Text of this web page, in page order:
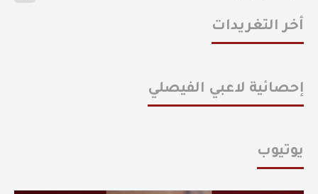
أخر التغريدات
إحصائية لاعبي الفيصلي
يوتيوب